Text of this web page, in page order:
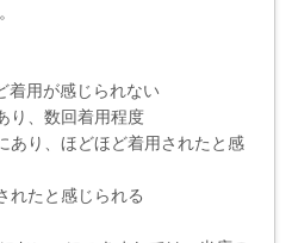
用が感じられない
り、数回着用程度
あり、ほどほど着用されたと感
れたと感じられる